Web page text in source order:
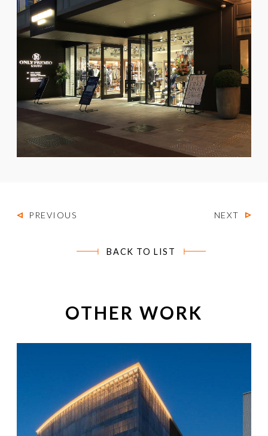
PREVIOUS
BACK TO LIST
NEXT
OTHER WORK